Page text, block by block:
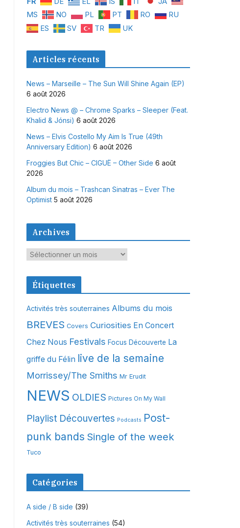
MS
NO PL PT RO
RU
ES
SV TR UK
Articles récents
News – Marseille – The Sun Will Shine Again (EP)
6 août 2026
Electro News @ – Chrome Sparks – Sleeper (Feat.
Khalid & Jónsi) 6 août 2026
News – Elvis Costello My Aim Is True (49th
Anniversary Edition) 6 août 2026
Froggies But Chic – CIGUË – Other Side 6 août
2026
Album du mois – Trashcan Sinatras – Ever The
Optimist 5 août 2026
Archives
A
c
e
s
Étiquettes
Activités très souterraines Albums du mois
BREVES Covers Curiosities En Concert
Chez Nous Festivals Focus Découverte La
griffe du Félin live de la semaine
Morrissey/The Smiths Mr Erudit
NEWS OLDIES Pictures On My Wall
Playlist Découvertes Podcasts Post-
punk bands Single of the week
Tuco
Catégories
A side / B side (39)
Activités très souterraines (54)